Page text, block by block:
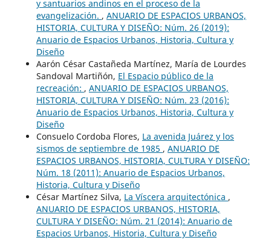
y santuarios andinos en el proceso de la
evangelización. , ANUARIO DE ESPACIOS URBANOS,
HISTORIA, CULTURA Y DISEÑO: Núm. 26 (2019):
Anuario de Espacios Urbanos, Historia, Cultura y
Diseño
Aarón César Castañeda Martínez, María de Lourdes
Sandoval Martiñón, El Espacio público de la
recreación: , ANUARIO DE ESPACIOS URBANOS,
HISTORIA, CULTURA Y DISEÑO: Núm. 23 (2016):
Anuario de Espacios Urbanos, Historia, Cultura y
Diseño
Consuelo Cordoba Flores, La avenida Juárez y los
sismos de septiembre de 1985 , ANUARIO DE
ESPACIOS URBANOS, HISTORIA, CULTURA Y DISEÑO:
Núm. 18 (2011): Anuario de Espacios Urbanos,
Historia, Cultura y Diseño
César Martínez Silva, La Víscera arquitectónica ,
ANUARIO DE ESPACIOS URBANOS, HISTORIA,
CULTURA Y DISEÑO: Núm. 21 (2014): Anuario de
Espacios Urbanos, Historia, Cultura y Diseño